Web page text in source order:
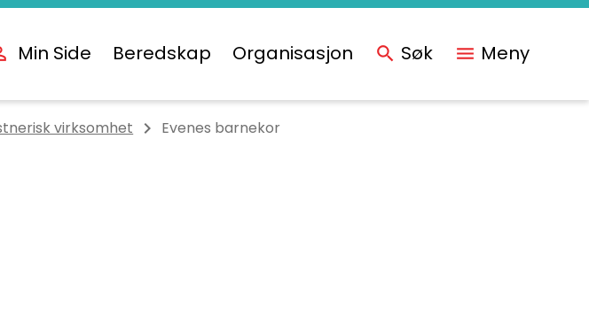
Min Side Beredskap Organisasjon Søk Meny
virksomhet Evenes barnekor